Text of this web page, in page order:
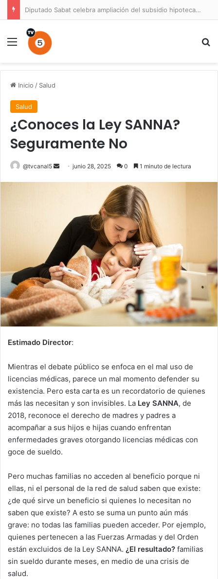
Diputado Sabat celebra ampliación del subsidio hipotecario con viviendas de hasta 6.000 UF
Menú
Inicio / Salud
Salud
¿Conoces la Ley SANNA?
Seguramente No
@tvcanal5
Sendjunio 28, 2025 0 1 minuto de lectura
Estimado Director:
Mientras el debate público se enfoca en el mal uso de
licencias médicas, parece un mal momento defender su
existencia. Pero esta carta es un recordatorio de quienes
más las necesitan y son invisibles. La Ley SANNA, de
2018, reconoce el derecho de madres y padres a
acompañar a sus hijos e hijas cuando enfrentan
enfermedades graves otorgando licencias médicas con
goce de sueldo.
Pero muchas familias no acceden al beneficio porque ni
ellas, ni el personal de la red de salud saben que existe:
¿de qué sirve un beneficio si quienes lo necesitan no
saben que existe? A esto se suma un punto aún más
grave: no todas las familias pueden acceder. Por ejemplo,
quienes pertenecen a las Fuerzas Armadas y del Orden
están excluidos de la Ley SANNA. ¿El resultado? familias
sin sueldo durante meses, en medio de una crisis de
salud.